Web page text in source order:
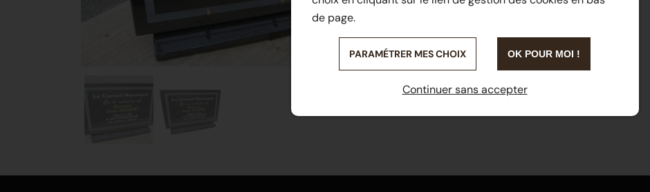
de page.
PARAMÉTRER MES CHOIX OK POUR MOI !
Continuer sans accepter